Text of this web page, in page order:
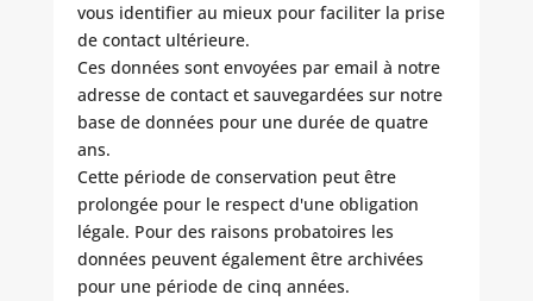
vous identifier au mieux pour faciliter la prise
de contact ultérieure.
Ces données sont envoyées par email à notre
adresse de contact et sauvegardées sur notre
base de données pour une durée de quatre
ans.
Cette période de conservation peut être
prolongée pour le respect d'une obligation
légale. Pour des raisons probatoires les
données peuvent également être archivées
pour une période de cinq années.